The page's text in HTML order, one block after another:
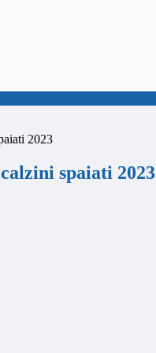
2023
spaiati 2023